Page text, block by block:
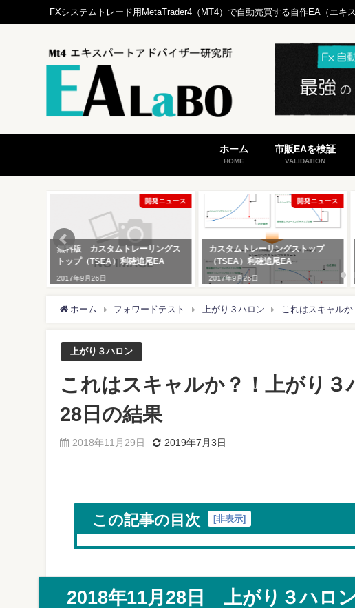
FXシステムトレード用MetaTrader4（MT4）で自動売買する自作EA（エキ
ホーム
HOME
市販EAを検証
VALIDATION
開発ニュース
無料版 カスタムトレーリングス
トップ（TSEA）利確追尾EA
2017年9月26日
開発ニュース
カスタムトレーリングストップ
（TSEA）利確追尾EA
2017年9月26日
ホーム フォワードテスト 上がり３ハロン これはスキャル
上がり３ハロン
これはスキャルか？！上がり
28日の結果
2018年11月29日 2019年7月3日
この記事の目次 [非表示]
2018年11月28日 上がり３ハロ